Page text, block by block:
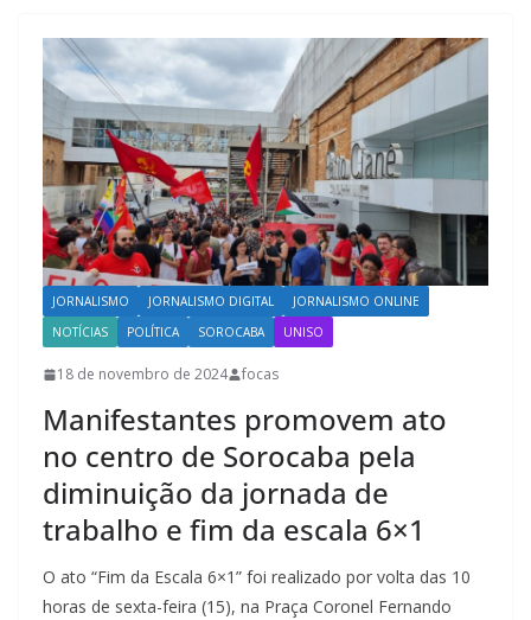
JORNALISMO JORNALISMO DIGITAL
JORNALISMO ONLINE
NOTÍCIAS
POLÍTICA SOROCABA UNISO
18 de novembro de 2024 focas
Manifestantes promovem ato
no centro de Sorocaba pela
diminuição da jornada de
trabalho e fim da escala 6×1
O ato “Fim da Escala 6×1” foi realizado por volta das 10
horas de sexta-feira (15), na Praça Coronel Fernando